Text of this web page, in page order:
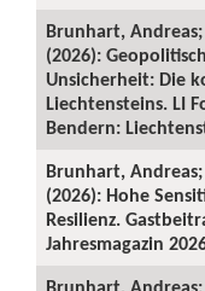
Brunhart,
(2026):
Unsicherheit: Die
Liechtensteins. LI
Bendern:
Brunhart,
(2026): Hohe
Resilienz.
Jahresmagazin